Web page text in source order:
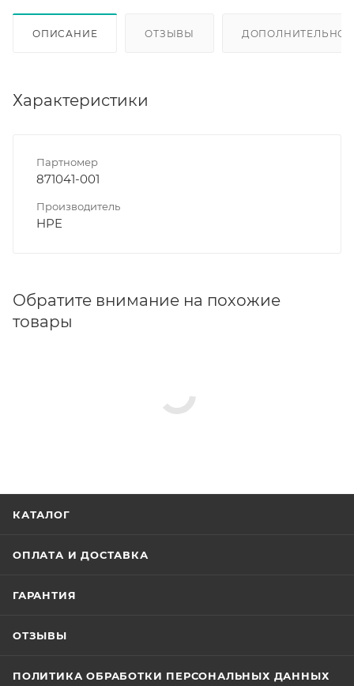
ОПИСАНИЕ ОТЗЫВЫ ДОПОЛНИТЕЛЬНО
Характеристики
Партномер
871041-001
Производитель
HPE
Обратите внимание на похожие
товары
КАТАЛОГ
ОПЛАТА И ДОСТАВКА
ГАРАНТИЯ
ОТЗЫВЫ
ПОЛИТИКА ОБРАБОТКИ ПЕРСОНАЛЬНЫХ ДАННЫХ